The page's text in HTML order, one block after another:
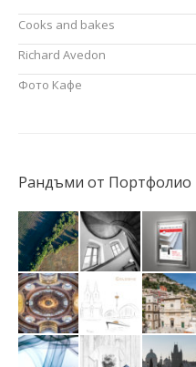
Cooks and bakes
Richard Avedon
Фото Кафе
Рандъми от Портфолио